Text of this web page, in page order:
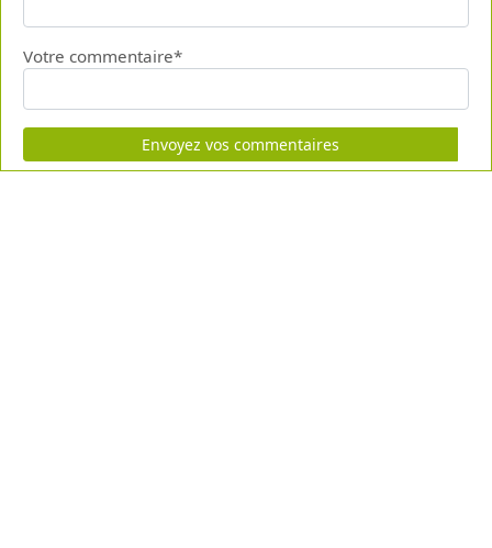
Votre commentaire*
Envoyez vos commentaires